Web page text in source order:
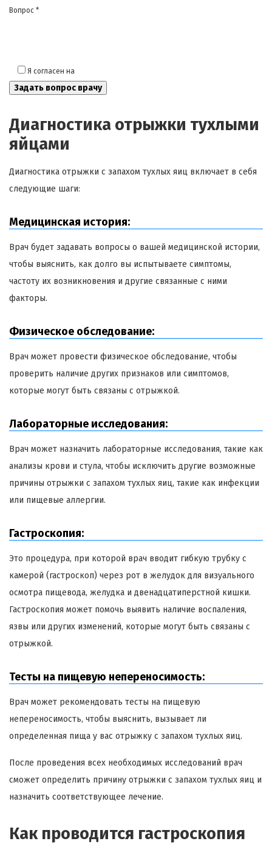
Вопрос *
Я согласен на
Диагностика отрыжки тухлыми
яйцами
Диагностика отрыжки с запахом тухлых яиц включает в себя
следующие шаги:
Медицинская история:
Врач будет задавать вопросы о вашей медицинской истории,
чтобы выяснить, как долго вы испытываете симптомы,
частоту их возникновения и другие связанные с ними
факторы.
Физическое обследование:
Врач может провести физическое обследование, чтобы
проверить наличие других признаков или симптомов,
которые могут быть связаны с отрыжкой.
Лабораторные исследования:
Врач может назначить лабораторные исследования, такие как
анализы крови и стула, чтобы исключить другие возможные
причины отрыжки с запахом тухлых яиц, такие как инфекции
или пищевые аллергии.
Гастроскопия:
Это процедура, при которой врач вводит гибкую трубку с
камерой (гастроскоп) через рот в желудок для визуального
осмотра пищевода, желудка и двенадцатиперстной кишки.
Гастроскопия может помочь выявить наличие воспаления,
язвы или других изменений, которые могут быть связаны с
отрыжкой.
Тесты на пищевую непереносимость:
Врач может рекомендовать тесты на пищевую
непереносимость, чтобы выяснить, вызывает ли
определенная пища у вас отрыжку с запахом тухлых яиц.
После проведения всех необходимых исследований врач
сможет определить причину отрыжки с запахом тухлых яиц и
назначить соответствующее лечение.
Как проводится гастроскопия